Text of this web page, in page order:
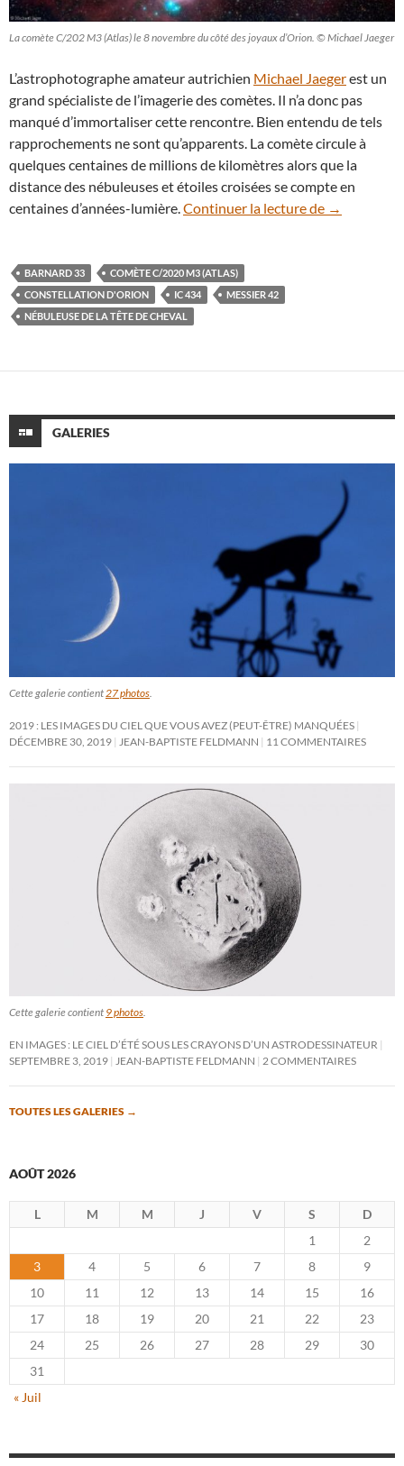
La comète C/202 M3 (Atlas) le 8 novembre du côté des joyaux d’Orion. © Michael Jaeger
L’astrophotographe amateur autrichien Michael Jaegerest un
grand spécialiste de l’imagerie des comètes. Il n’a donc pas
manqué d’immortaliser cette rencontre. Bien entendu de tels
rapprochements ne sont qu’apparents. La comète circule à
quelques centaines de millions de kilomètres alors que la
distance des nébuleuses et étoiles croisées se compte en
centaines d’années-lumière. Continuer la lecture de La comète
→
BARNARD 33
COMÈTE C/2020 M3 (ATLAS)
CONSTELLATION D'ORION
IC 434
MESSIER 42
NÉBULEUSE DE LA TÊTE DE CHEVAL
GALERIES
Cette galerie contient 27 photos
2019 : LES IMAGES DU CIEL QUE VOUS AVEZ (PEUT-ÊTRE) MANQUÉES
DÉCEMBRE 30, 2019
JEAN-BAPTISTE FELDMANN 11 COMMENTAIRES
Cette galerie contient 9 photos.
EN IMAGES : LE CIEL D’ÉTÉ SOUS LES CRAYONS D’UN ASTRODESSINATEUR
SEPTEMBRE 3, 2019 JEAN-BAPTISTE FELDMANN 2 COMMENTAIRES
TOUTES LES GALERIES →
AOÛT 2026
L M M J V S
D
1
2
3
4 5 6 7 8
9
10
11 12 13 14 15
16
17
18 19 20 21 22
23
24
25 26 27 28 29
30
31
« Juil